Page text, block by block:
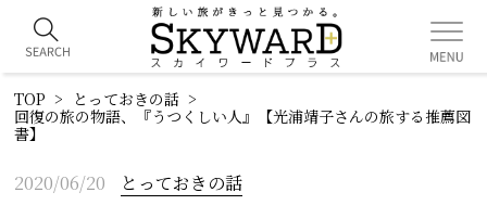
TOP
とっておきの話
回復の旅の物語、『うつくしい人』【光浦靖子さんの旅する推薦図
書】
2020/06/20 とっておきの話